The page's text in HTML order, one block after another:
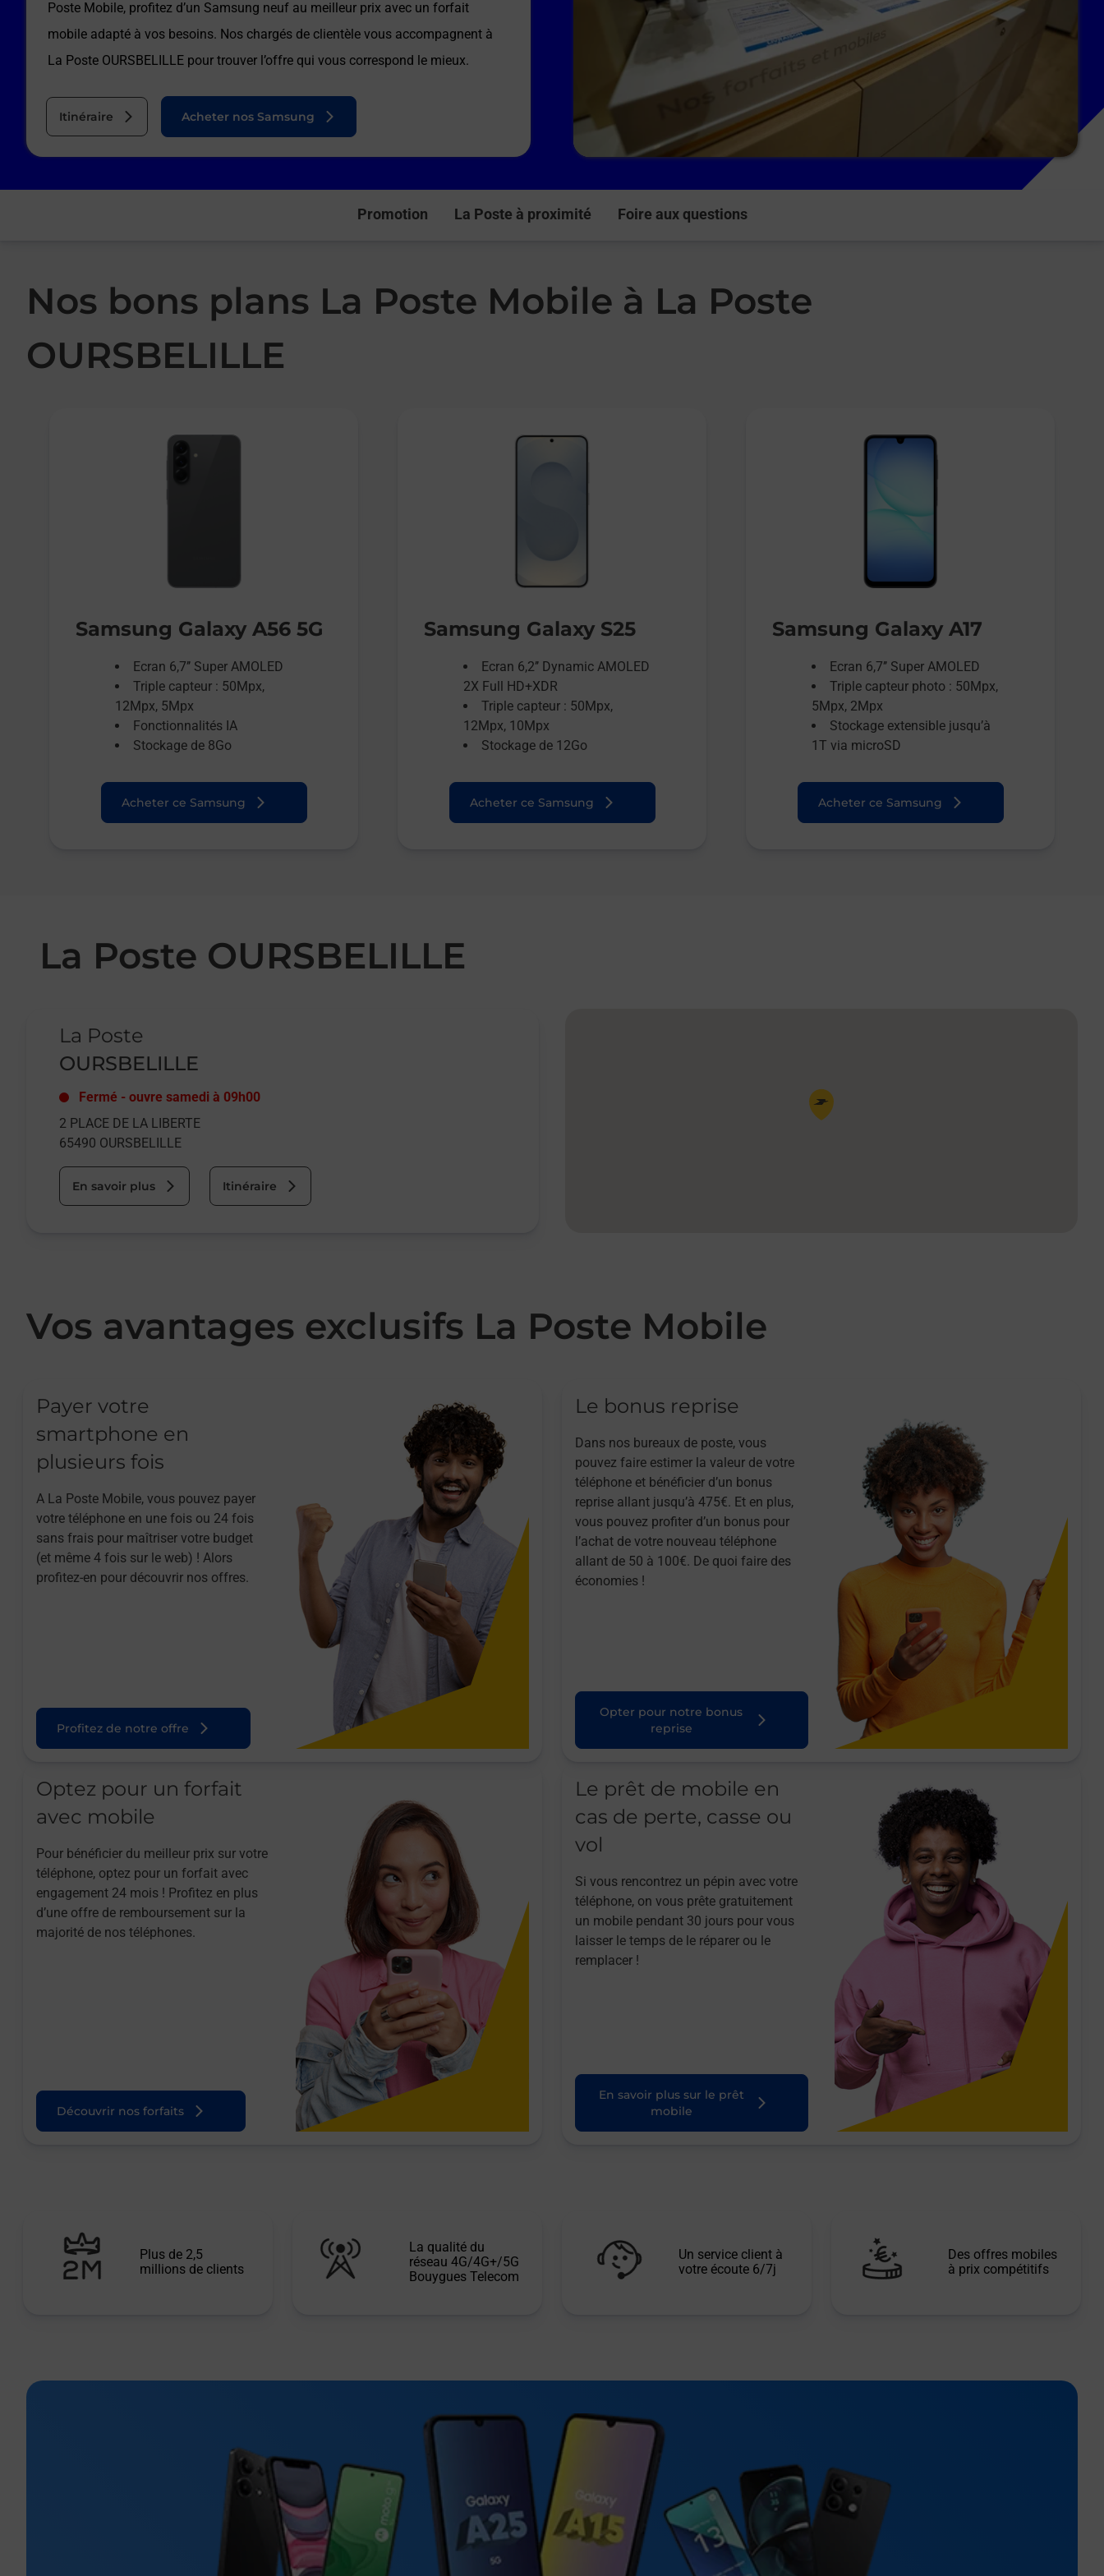
Poste Mobile, profitez d’un Samsung neuf au meilleur prix avec un forfait
mobile adapté à vos besoins. Nos chargés de clientèle vous accompagnent à
La Poste OURSBELILLE pour trouver l’offre qui vous correspond le mieux.
Itinéraire Acheter nos Samsung
Promotion La Poste à proximité Foire aux questions
Nos bons plans La Poste Mobile à La Poste
OURSBELILLE
Samsung Galaxy A56 5G
Ecran 6,7’’ Super AMOLED
Triple capteur : 50Mpx,
12Mpx, 5Mpx
Fonctionnalités IA
Stockage de 8Go
Acheter ce Samsung
Samsung Galaxy S25
Ecran 6,2’’ Dynamic AMOLED
2X Full HD+XDR
Triple capteur : 50Mpx,
12Mpx, 10Mpx
Stockage de 12Go
Acheter ce Samsung
Samsung Galaxy A17
Ecran 6,7’’ Super AMOLED
Triple capteur photo : 50Mpx,
5Mpx, 2Mpx
Stockage extensible jusqu’à
1T via microSD
Acheter ce Samsung
La Poste OURSBELILLE
La Poste
OURSBELILLE
Fermé - ouvre samedi à 09h00
2 PLACE DE LA LIBERTE
65490 OURSBELILLE
En savoir plus Itinéraire
Pin de la carte
Vos avantages exclusifs La Poste Mobile
Payer votre
smartphone en
plusieurs fois
A La Poste Mobile, vous pouvez payer
votre téléphone en une fois ou 24 fois
sans frais pour maîtriser votre budget
(et même 4 fois sur le web) ! Alors
profitez-en pour découvrir nos offres.
Profitez de notre offre
Le bonus reprise
Dans nos bureaux de poste, vous
pouvez faire estimer la valeur de votre
téléphone et bénéficier d’un bonus
reprise allant jusqu’à 475€. Et en plus,
vous pouvez profiter d’un bonus pour
l’achat de votre nouveau téléphone
allant de 50 à 100€. De quoi faire des
économies !
Opter pour notre bonus
reprise
Optez pour un forfait
avec mobile
Pour bénéficier du meilleur prix sur votre
téléphone, optez pour un forfait avec
engagement 24 mois ! Profitez en plus
d’une offre de remboursement sur la
majorité de nos téléphones.
Découvrir nos forfaits
Le prêt de mobile en
cas de perte, casse ou
vol
Si vous rencontrez un pépin avec votre
téléphone, on vous prête gratuitement
un mobile pendant 30 jours pour vous
laisser le temps de le réparer ou le
remplacer !
En savoir plus sur le prêt
mobile
Plus de 2,5
millions de clients
La qualité du
réseau 4G/4G+/5G
Bouygues Telecom
Un service client à
votre écoute 6/7j
Des offres mobiles
à prix compétitifs